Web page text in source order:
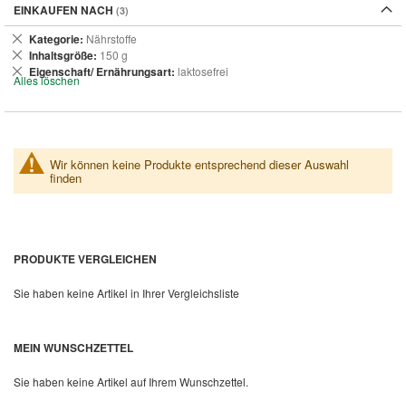
Wir können keine Produkte entsprechend dieser Auswahl
finden
EINKAUFEN NACH
Kategorie Nährstoffe
Dies
entfernen
Inhaltsgröße 150 g
Dies
entfernen
Eigenschaft/ Ernährungsart laktosefrei
Dies
entfernen
Alles löschen
PRODUKTE VERGLEICHEN
Sie haben keine Artikel in Ihrer Vergleichsliste
MEIN WUNSCHZETTEL
Sie haben keine Artikel auf Ihrem Wunschzettel.